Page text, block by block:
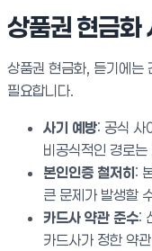
상품권 현금화
상품권 현금화, 듣기에는
필요합니다.
사기 예방: 공식 사
비공식적인 경로는
본인인증 철저히:
큰 문제가 발생할
카드사 약관 준수:
카드사가 정한 약